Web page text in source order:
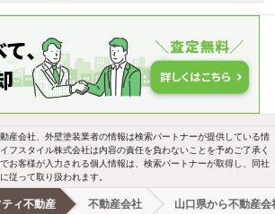
産会社、外壁塗装業者の情報は検索パートナーが提供している情
フスタイル株式会社は内容の責任を負わないことを予めご了承く
お客様が入力される個人情報は、検索パートナーが取得し、同社
従って取り扱われます。
ィ不動産 不動産会社 山口県から不動産